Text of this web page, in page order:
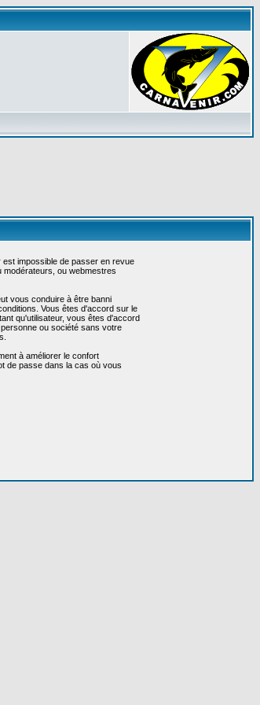
impossible de passer en revue
ou webmestres
vous conduire à être banni
Vous êtes d'accord sur le
qu'utilisateur, vous êtes d'accord
ou société sans votre
à améliorer le confort
de passe dans la cas où vous